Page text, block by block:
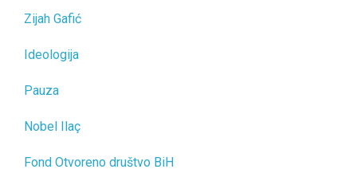
Zijah Gafić
Ideologija
Pauza
Nobel Ilaç
Fond Otvoreno društvo BiH